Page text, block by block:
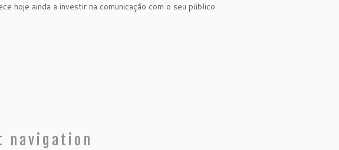
hoje ainda a investir na comunicação com o seu público.
navigation